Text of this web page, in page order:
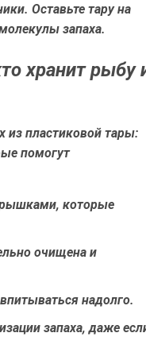
Оставьте тару на
запаха.
хранит рыбу
из пластиковой тары:
помогут
которые
очищена и
надолго.
запаха, даже